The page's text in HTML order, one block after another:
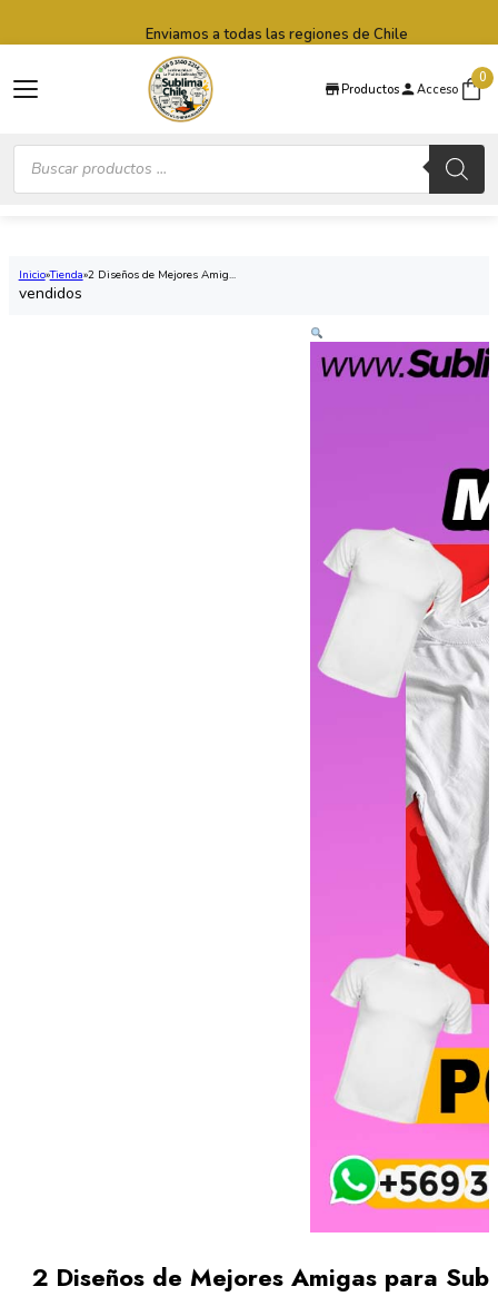
Productos Acceso
0
Búsqueda
productos
Enviamos a todas las regiones de Chile
Inicio Tienda 2 Diseños de Mejores Amig...
vendidos
2 Diseños de Mejores Amigas para